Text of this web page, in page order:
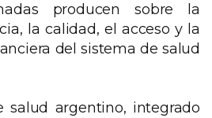
producen sobre la
la calidad, el acceso y la
del sistema de salud
salud argentino, integrado